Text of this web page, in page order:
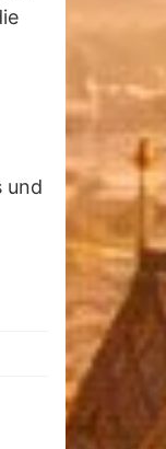
und